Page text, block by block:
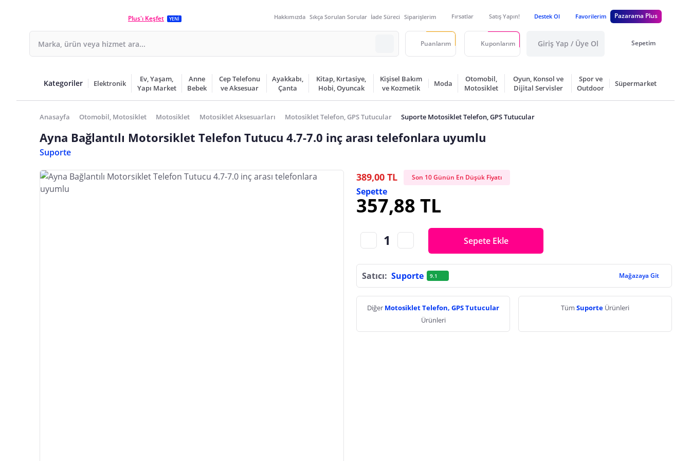
Plus'ı Keşfet YENİ Hakkımızda Sıkça Sorulan Sorular İade Süreci Siparişlerim Fırsatlar Satış Yapın! Destek Ol Favorilerim Pazarama Plus
Puanlarım Kuponlarım Giriş Yap / Üye Ol Sepetim
Kategoriler Elektronik
Ev, Yaşam,
Yapı Market
Anne
Bebek
Cep Telefonu
ve Aksesuar
Ayakkabı,
Çanta
Kitap, Kırtasiye,
Hobi, Oyuncak
Kişisel Bakım
ve Kozmetik
Moda
Otomobil,
Motosiklet
Oyun, Konsol ve
Dijital Servisler
Spor ve
Outdoor
Süpermarket
Anasayfa Otomobil, Motosiklet Motosiklet Motosiklet Aksesuarları Motosiklet Telefon, GPS Tutucular Suporte Motosiklet Telefon, GPS Tutucular
Ayna Bağlantılı Motorsiklet Telefon Tutucu 4.7-7.0 inç arası telefonlara uyumlu
Suporte
389,00 TL Son 10 Günün En Düşük Fiyatı
Sepette
357,88 TL
Sepete Ekle
Satıcı: Suporte 9.1 Mağazaya Git
Diğer Motosiklet Telefon, GPS Tutucular
Ürünleri
Tüm Suporte Ürünleri